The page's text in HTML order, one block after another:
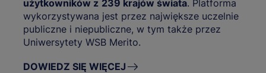
użytkowników z 239 krajów świata. Platforma
wykorzystywana jest przez największe uczelnie
publiczne i niepubliczne, w tym także przez
Uniwersytety WSB Merito.
DOWIEDZ SIĘ WIĘCEJ